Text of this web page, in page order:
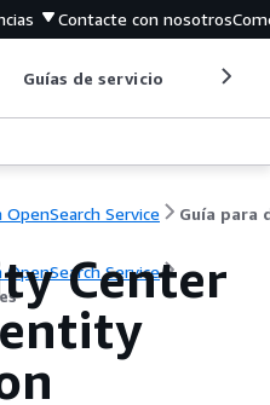
Contacte con nosotros
Guías de servicio
OpenSearch Service
OpenSearch Service
Center